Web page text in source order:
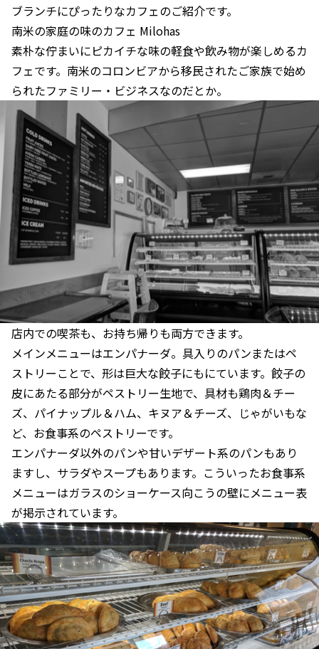
ブランチにぴったりなカフェのご紹介です。
南米の家庭の味のカフェ Milohas
素朴な佇まいにピカイチな味の軽食や飲み物が楽しめるカ
フェです。南米のコロンビアから移民されたご家族で始め
られたファミリー・ビジネスなのだとか。
店内での喫茶も、お持ち帰りも両方できます。
メインメニューはエンパナーダ。具入りのパンまたはペ
ストリーことで、形は巨大な餃子にもにています。餃子の
皮にあたる部分がペストリー生地で、具材も鶏肉＆チー
ズ、パイナップル＆ハム、キヌア＆チーズ、じゃがいもな
ど、お食事系のペストリーです。
エンパナーダ以外のパンや甘いデザート系のパンもあり
ますし、サラダやスープもあります。こういったお食事系
メニューはガラスのショーケース向こうの壁にメニュー表
が掲示されています。